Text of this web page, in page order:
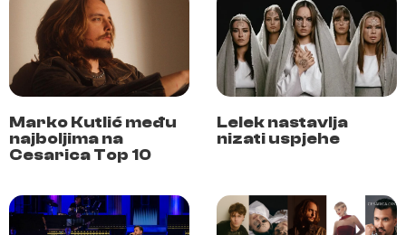
Marko Kutlić među
najboljima na
Cesarica Top 10
Lelek nastavlja
nizati uspjehe